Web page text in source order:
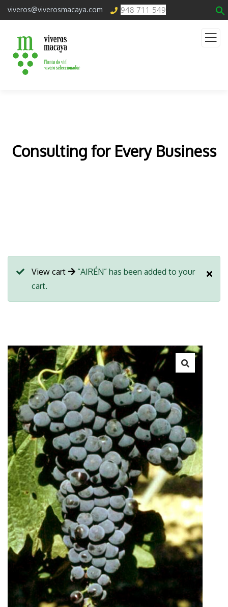
viveros@viverosmacaya.com 948 711 549
Consulting for Every Business
View cart
“AIRÉN” has been added to your
cart.